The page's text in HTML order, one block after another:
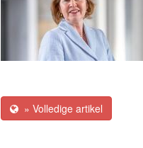
» Volledige artikel